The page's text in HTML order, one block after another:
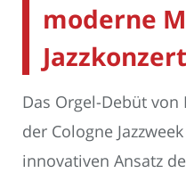
moderne
Das Orgel-Debüt
der Cologne
innovativen Ansatz